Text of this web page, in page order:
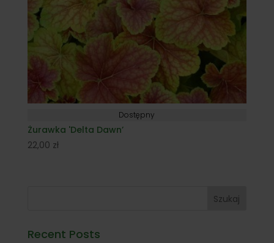
Dostępny
Żurawka 'Delta Dawn’
22,00 zł
Szukaj
Recent Posts